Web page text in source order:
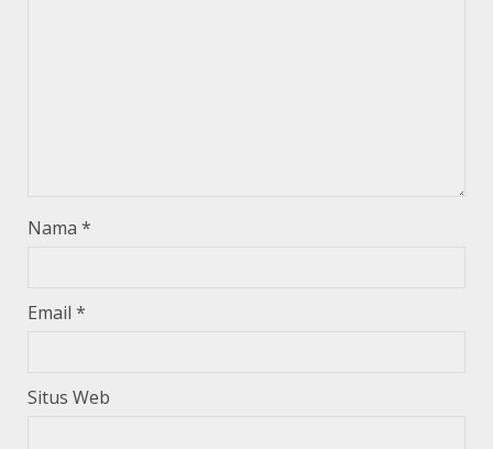
Nama *
Email *
Situs Web